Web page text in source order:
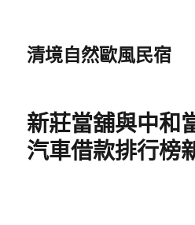
清境自然歐風民宿
新莊當舖與中和
汽車借款排行榜